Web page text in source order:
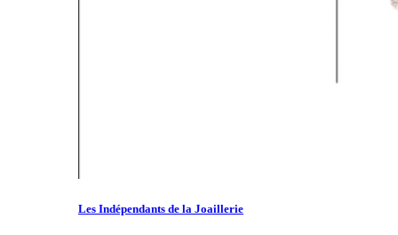
Les Indépendants de la Joaillerie